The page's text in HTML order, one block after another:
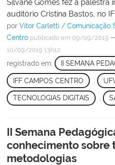
Silvane Gomes fez a palestra
auditório Cristina Bastos, no
por Vitor Carletti / Comunicação
Centro publicado em 09/09/2019
10/09/2019 13h12
registrado em: II SEMANA
IFF CAMPOS CENTRO
TECNOLOGIAS DIGITAIS ,
II Semana
conhecimento sobre
metodologias